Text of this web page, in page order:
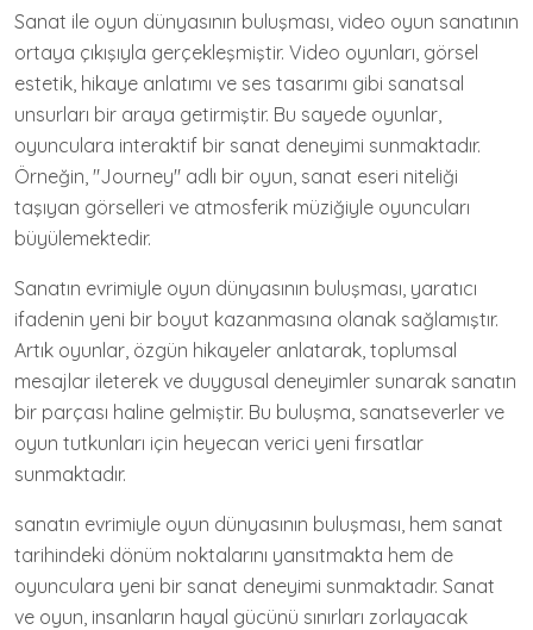
Sanat ile oyun dünyasının buluşması, video oyun sanatının
ortaya çıkışıyla gerçekleşmiştir. Video oyunları, görsel
estetik, hikaye anlatımı ve ses tasarımı gibi sanatsal
unsurları bir araya getirmiştir. Bu sayede oyunlar,
oyunculara interaktif bir sanat deneyimi sunmaktadır.
Örneğin, "Journey" adlı bir oyun, sanat eseri niteliği
taşıyan görselleri ve atmosferik müziğiyle oyuncuları
büyülemektedir.
Sanatın evrimiyle oyun dünyasının buluşması, yaratıcı
ifadenin yeni bir boyut kazanmasına olanak sağlamıştır.
Artık oyunlar, özgün hikayeler anlatarak, toplumsal
mesajlar ileterek ve duygusal deneyimler sunarak sanatın
bir parçası haline gelmiştir. Bu buluşma, sanatseverler ve
oyun tutkunları için heyecan verici yeni fırsatlar
sunmaktadır.
sanatın evrimiyle oyun dünyasının buluşması, hem sanat
tarihindeki dönüm noktalarını yansıtmakta hem de
oyunculara yeni bir sanat deneyimi sunmaktadır. Sanat
ve oyun, insanların hayal gücünü sınırları zorlayacak